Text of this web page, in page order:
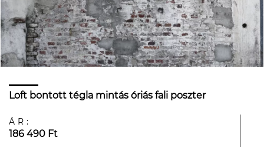
Loft bontott tégla mintás óriás fali poszter
ÁR:
186 490 Ft